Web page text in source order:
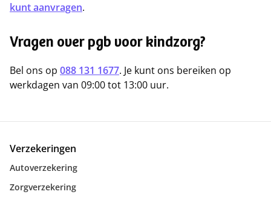
kunt aanvragen.
Vragen over pgb voor kindzorg?
Bel ons op 088 131 1677. Je kunt ons bereiken op
werkdagen van 09:00 tot 13:00 uur.
Verzekeringen
Autoverzekering
Zorgverzekering